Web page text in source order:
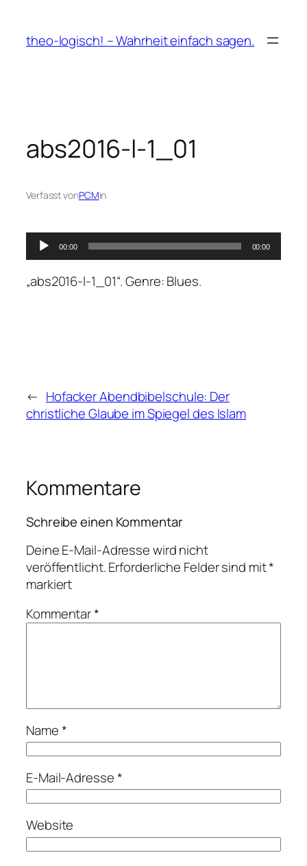
springen
theo-logisch! – Wahrheit einfach sagen.
abs2016-l-1_01
Verfasst vonPCMin
Audio-
Player
00:00 00:00
„abs2016-l-1_01“. Genre: Blues.
← Hofacker Abendbibelschule: Der
christliche Glaube im Spiegel des Islam
Kommentare
Schreibe einen Kommentar
Deine E-Mail-Adresse wird nicht
veröffentlicht.Erforderliche Felder sind mit*
markiert
Kommentar*
Name*
E-Mail-Adresse*
Website